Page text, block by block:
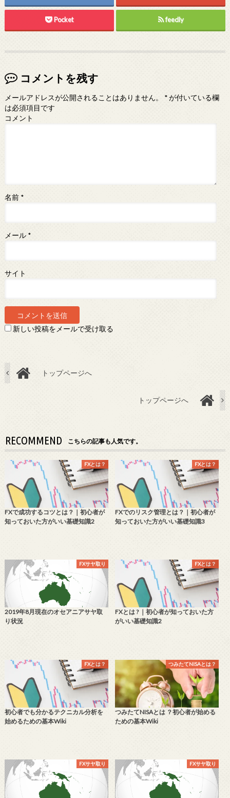
Pocket feedly
コメントを残す
メールアドレスが公開されることはありません。 *が付いている欄
は必須項目です
コメント
名前 *
メール *
サイト
新しい投稿をメールで受け取る
トップページへ
トップページへ
RECOMMEND こちらの記事も人気です。
FXとは？
FXで成功するコツとは？｜初心者が
知っておいた方がいい基礎知識2
FXとは？
FXでのリスク管理とは？｜初心者が
知っておいた方がいい基礎知識3
FXサヤ取り
2019年8月現在のオセアニアサヤ取
り状況
FXとは？
FXとは ? ｜初心者が知っておいた方
がいい基礎知識2
FXとは？
初心者でも分かるテクニカル分析を
始めるための基本Wiki
つみたてNISAとは？
つみたてNISAとは ？初心者が始める
ための基本Wiki
FXサヤ取り FXサヤ取り